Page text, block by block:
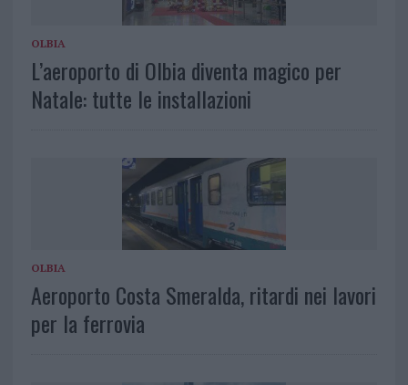
OLBIA
L’aeroporto di Olbia diventa magico per
Natale: tutte le installazioni
OLBIA
Aeroporto Costa Smeralda, ritardi nei lavori
per la ferrovia